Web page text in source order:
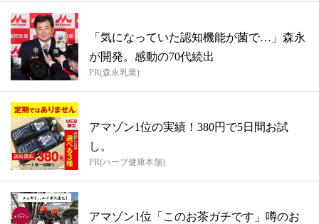
「気になっていた認知機能が菌で…」森永
が開発。感動の70代続出
PR(森永乳業)
アマゾン1位の実績！380円で5日間お試
し。
PR(ハーブ健康本舗)
アマゾン1位「このお茶ガチです」噂のお